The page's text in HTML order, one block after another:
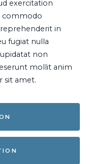
exercitation
commodo
in
fugiat nulla
non
mollit anim
sit amet.